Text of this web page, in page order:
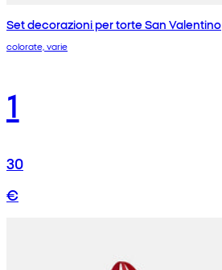
Set decorazioni per torte San Valentino
colorate, varie
1
30
€